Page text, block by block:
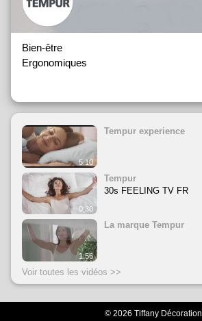
Bien-être
Ergonomiques
5:10
Tempur experience
0:30
Tempur
30s FEELING TV FR
1:56
La marque Tempur
Voir toutes les vidéos >>
© 2026 Tiffany Décoration